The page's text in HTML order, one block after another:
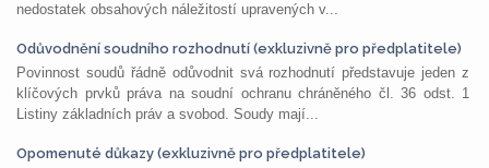
nedostatek obsahových náležitostí upravených v...
Odůvodnění soudního rozhodnutí (exkluzivně pro předplatitele)
Povinnost soudů řádně odůvodnit svá rozhodnutí představuje jeden z
klíčových prvků práva na soudní ochranu chráněného čl. 36 odst. 1
Listiny základních práv a svobod. Soudy mají...
Opomenuté důkazy (exkluzivně pro předplatitele)